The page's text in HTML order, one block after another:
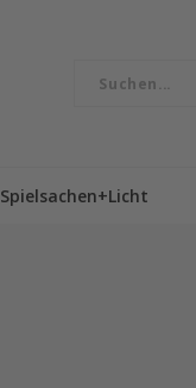
Spielsachen+Licht